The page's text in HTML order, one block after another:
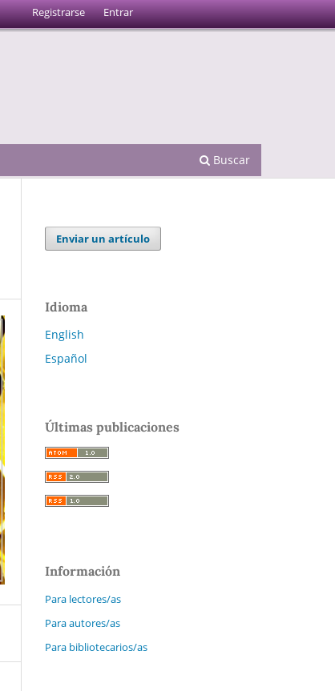
Buscar
Registrarse Entrar
Enviar un artículo
Idioma
English
Español
Últimas publicaciones
Información
Para lectores/as
Para autores/as
Para bibliotecarios/as